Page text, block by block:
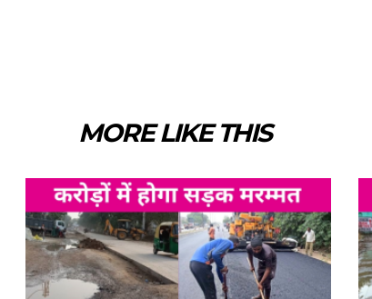
MORE LIKE THIS